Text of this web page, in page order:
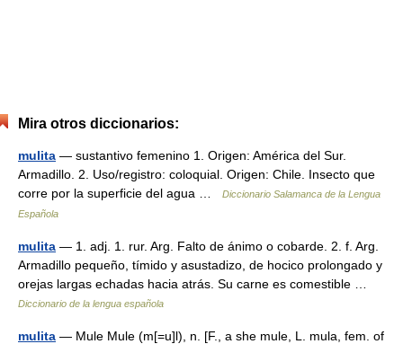
Mira otros diccionarios:
mulita — sustantivo femenino 1. Origen: América del Sur.
Armadillo. 2. Uso/registro: coloquial. Origen: Chile. Insecto que
corre por la superficie del agua …
Diccionario Salamanca de la Lengua
Española
mulita — 1. adj. 1. rur. Arg. Falto de ánimo o cobarde. 2. f. Arg.
Armadillo pequeño, tímido y asustadizo, de hocico prolongado y
orejas largas echadas hacia atrás. Su carne es comestible …
Diccionario de la lengua española
mulita — Mule Mule (m[=u]l), n. [F., a she mule, L. mula, fem. of